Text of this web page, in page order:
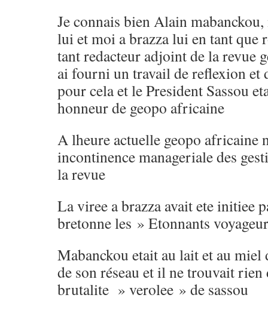
Je connais bien Alain
lui et moi a brazza lui en tant que
tant redacteur adjoint de la revue
ai fourni un travail de reflexion et
pour cela et le President Sassou
honneur de geopo africaine
A lheure actuelle geopo africaine
incontinence manageriale des
la revue
La viree a brazza avait ete initiee
bretonne les » Etonnants
Mabanckou etait au lait et au miel
de son réseau et il ne trouvait
brutalite » verolee » de sassou